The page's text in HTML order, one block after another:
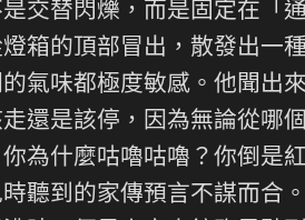
交替閃爍，而是固定在「
箱的頂部冒出，散發出一
氣味都極度敏感。他聞出
還是該停，因為無論從哪
為什麼咕嚕咕嚕？你倒是
聽到的家傳預言不謀而合